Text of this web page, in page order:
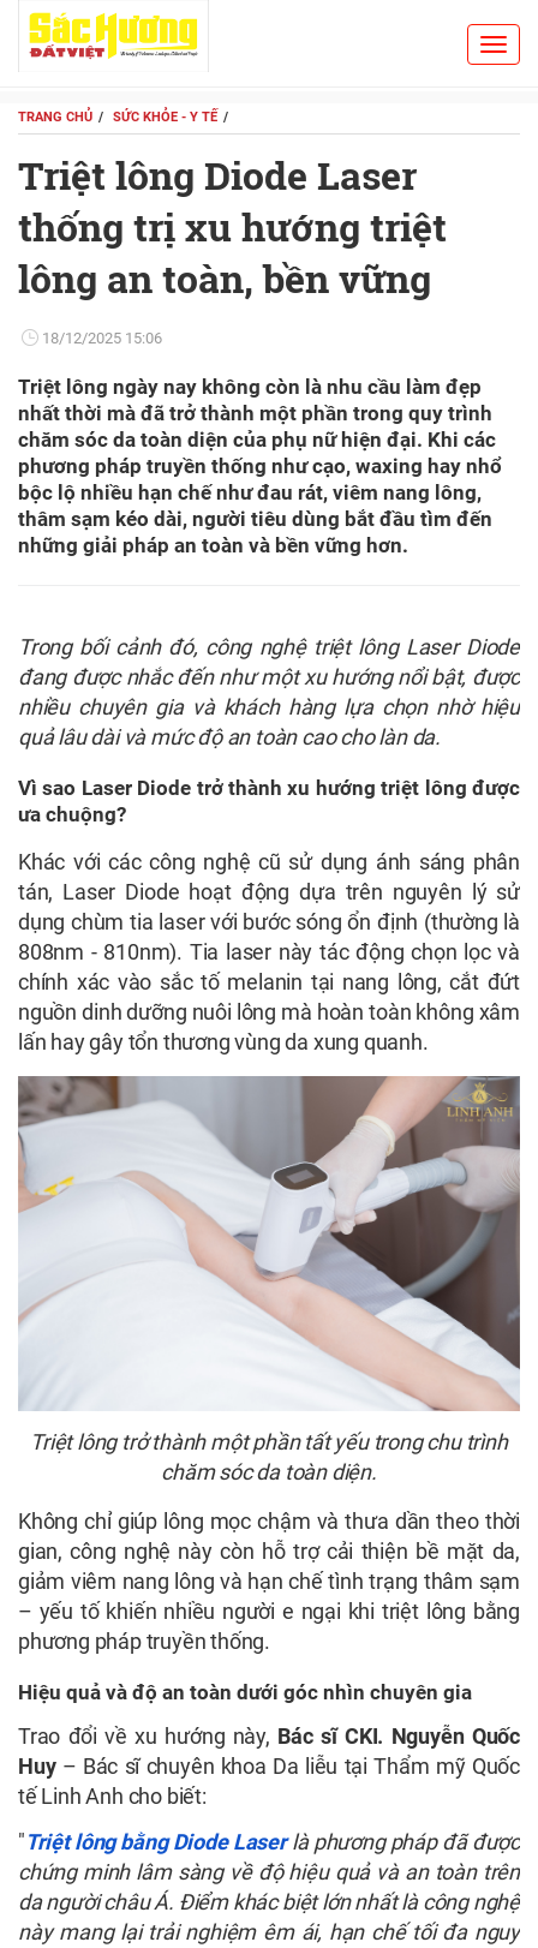
TRANG CHỦ SỨC KHỎE - Y TẾ
Triệt lông Diode Laser
thống trị xu hướng triệt
lông an toàn, bền vững
18/12/2025 15:06
Triệt lông ngày nay không còn là nhu cầu làm đẹp
nhất thời mà đã trở thành một phần trong quy trình
chăm sóc da toàn diện của phụ nữ hiện đại. Khi các
phương pháp truyền thống như cạo, waxing hay nhổ
bộc lộ nhiều hạn chế như đau rát, viêm nang lông,
thâm sạm kéo dài, người tiêu dùng bắt đầu tìm đến
những giải pháp an toàn và bền vững hơn.
Trong bối cảnh đó, công nghệ triệt lông Laser Diode
đang được nhắc đến như một xu hướng nổi bật, được
nhiều chuyên gia và khách hàng lựa chọn nhờ hiệu
quả lâu dài và mức độ an toàn cao cho làn da.
Vì sao Laser Diode trở thành xu hướng triệt lông được
ưa chuộng?
Khác với các công nghệ cũ sử dụng ánh sáng phân
tán, Laser Diode hoạt động dựa trên nguyên lý sử
dụng chùm tia laser với bước sóng ổn định (thường là
808nm - 810nm). Tia laser này tác động chọn lọc và
chính xác vào sắc tố melanin tại nang lông, cắt đứt
nguồn dinh dưỡng nuôi lông mà hoàn toàn không xâm
lấn hay gây tổn thương vùng da xung quanh.
Triệt lông trở thành một phần tất yếu trong chu trình
chăm sóc da toàn diện.
Không chỉ giúp lông mọc chậm và thưa dần theo thời
gian, công nghệ này còn hỗ trợ cải thiện bề mặt da,
giảm viêm nang lông và hạn chế tình trạng thâm sạm
– yếu tố khiến nhiều người e ngại khi triệt lông bằng
phương pháp truyền thống.
Hiệu quả và độ an toàn dưới góc nhìn chuyên gia
Trao đổi về xu hướng này, Bác sĩ CKI. Nguyễn Quốc
Huy– Bác sĩ chuyên khoa Da liễu tại Thẩm mỹ Quốc
tế Linh Anh cho biết:
"Triệt lông bằng Diode Laserlà phương pháp đã được
chứng minh lâm sàng về độ hiệu quả và an toàn trên
da người châu Á. Điểm khác biệt lớn nhất là công nghệ
này mang lại trải nghiệm êm ái, hạn chế tối đa nguy